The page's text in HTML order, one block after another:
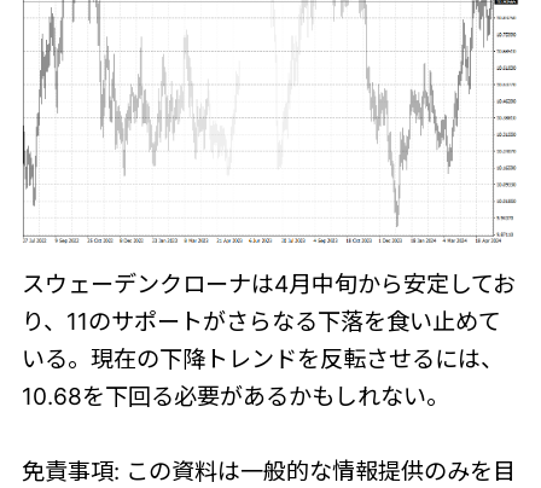
スウェーデンクローナは4月中旬から安定してお
り、11のサポートがさらなる下落を食い止めて
いる。現在の下降トレンドを反転させるには、
10.68を下回る必要があるかもしれない。
免責事項: この資料は一般的な情報提供のみを目